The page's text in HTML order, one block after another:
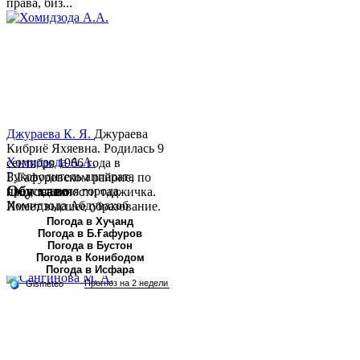
Хомидзода А.А.
Руководитель аппарата
председателя города
Хомидзода Абдувахоб
Абдумаджид родился 8
июня 1978 года в городе
Худжанде. По
национальности...
Джураева К. Я. Джураева
Кибриё Яхяевна. Родилась 9
сентября 1966 года в
Б.Гафуровском районе, по
национальности таджичка.
Имеет высшее образование.
В 1997 ...
Обу хаво
Погода в Хуҷанд
Погода в Б.Ғафуров
Погода в Бустон
Погода в Конибодом
Погода в Исфара